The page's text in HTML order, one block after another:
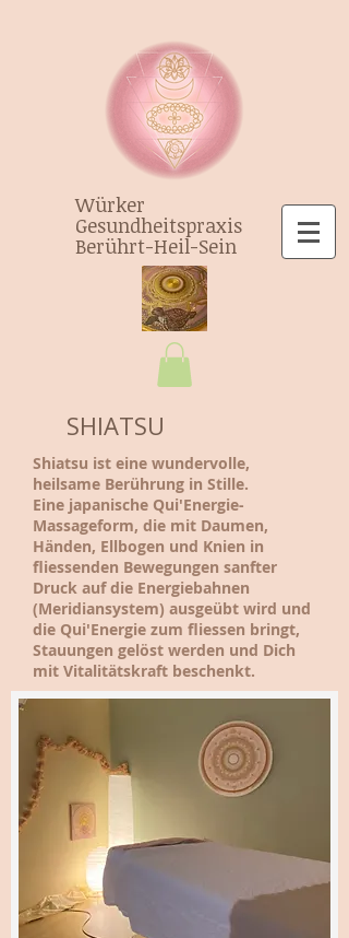
Würker
Gesundheitspraxis
Berührt-Heil-Sein
SHIATSU
Shiatsu ist eine wundervolle,
heilsame Berührung in Stille.
Eine japanische Qui'Energie-
Massageform, die mit Daumen,
Händen, Ellbogen und Knien in
fliessenden Bewegungen sanfter
Druck auf die Energiebahnen
(Meridiansystem) ausgeübt wird und
die Qui'Energie zum fliessen bringt,
Stauungen gelöst werden und Dich
mit Vitalitätskraft beschenkt.